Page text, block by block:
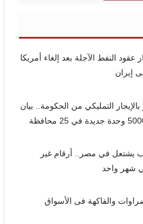
عقود النفط الآجلة بعد إلغاء أمريكا
إيران
التمليكي من الحكومة.. بيان
يشتعل في مصر.. أرقام غير
شهر واحد
والفاكهة فى الأسواق